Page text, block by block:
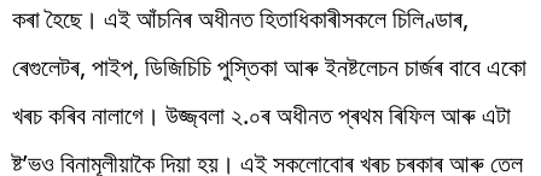
কৰা হৈছে। এই আঁচনিৰ অধীনত হিতাধিকাৰীসকলে চিলিণ্ডাৰ,
ৰেগুলেটৰ, পাইপ, ডিজিচিচি পুস্তিকা আৰু ইনষ্টলেচন চাৰ্জৰ বাবে একো
খৰচ কৰিব নালাগে। উজ্জ্বলা ২.০ৰ অধীনত প্ৰথম ৰিফিল আৰু এটা
ষ্ট’ভও বিনামূলীয়াকৈ দিয়া হয়। এই সকলোবোৰ খৰচ চৰকাৰ আৰু তেল